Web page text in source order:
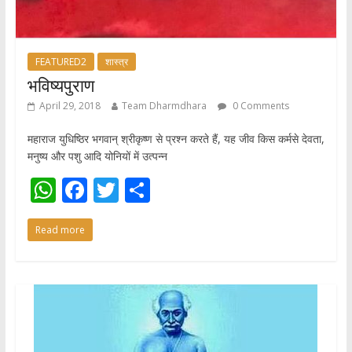
FEATURED2 शास्त्र
भविष्यपुराण
April 29, 2018 Team Dharmdhara 0 Comments
महाराज युधिष्ठिर भगवान् श्रीकृष्ण से प्रश्न करते हैं, यह जीव किस कर्मसे देवता,
मनुष्य और पशु आदि योनियों में उत्पन्न
W
h
at
A
F
ac
e
o
T S
Read more